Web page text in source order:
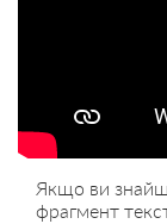
Якщо ви
фрагмент